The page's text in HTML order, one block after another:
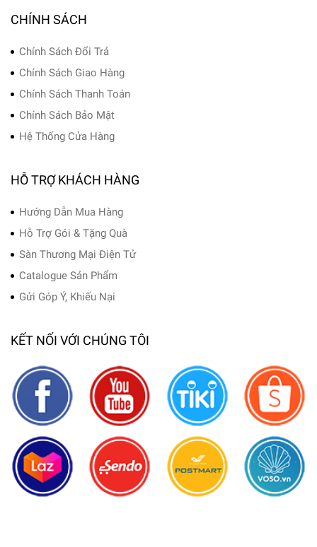
CHÍNH SÁCH
Chính Sách Đổi Trả
Chính Sách Giao Hàng
Chính Sách Thanh Toán
Chính Sách Bảo Mật
Hệ Thống Cửa Hàng
HỖ TRỢ KHÁCH HÀNG
Hướng Dẫn Mua Hàng
Hỗ Trợ Gói & Tặng Quà
Sàn Thương Mại Điện Tử
Catalogue Sản Phẩm
Gửi Góp Ý, Khiếu Nại
KẾT NỐI VỚI CHÚNG TÔI